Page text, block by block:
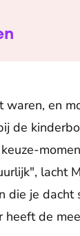
waren, en
de
lacht
die je dacht
heeft de